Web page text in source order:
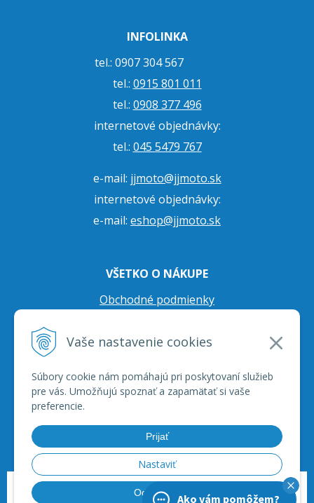
Vaše nastavenie cookies
Súbory cookie nám pomáhajú pri poskytovaní služieb
pre vás. Umožňujú spoznať a zapamätať si vaše
preferencie.
Prijať
Nastaviť
Odmietnuť
INFOLINKA
tel.: 0907 304 567
tel.: 0915 801 011
tel.: 0908 377 496
internetové objednávky:
tel.: 045 5479 767
e-mail: jjmoto@jjmoto.sk
internetové objednávky:
e-mail: eshop@jjmoto.sk
VŠETKO O NÁKUPE
Obchodné podmienky
Prepravné podmienky
© 2026 JJ Moto - skútre, štvorkolky, moto príslušenstvo, ich servis. • tvorba
Ako vám pomôžem?